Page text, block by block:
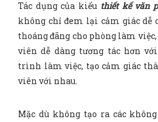
Tác dụng của kiểu thiết kế văn
không chỉ đem lại cảm giác dễ
thoáng đãng cho phòng làm
viên dễ dàng tương tác hơn
trình làm việc, tạo cảm giác
viên với nhau.
Mặc dù không tạo ra các